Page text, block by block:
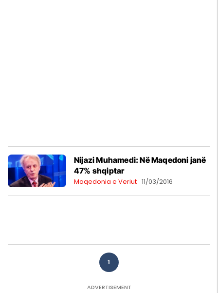
Nijazi Muhamedi: Në Maqedoni janë
47% shqiptar
Maqedonia e Veriut 11/03/2016
1